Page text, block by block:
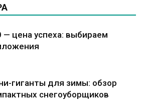
— цена успеха: выбираем
гиганты для зимы: обзор
снегоуборщиков